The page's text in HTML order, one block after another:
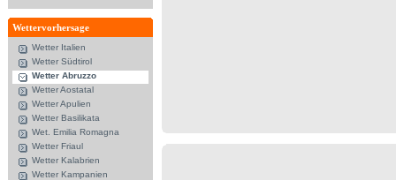
Wettervorhersage
Wetter Italien
Wetter Südtirol
Wetter Abruzzo
Wetter Aostatal
Wetter Apulien
Wetter Basilikata
Wet. Emilia Romagna
Wetter Friaul
Wetter Kalabrien
Wetter Kampanien